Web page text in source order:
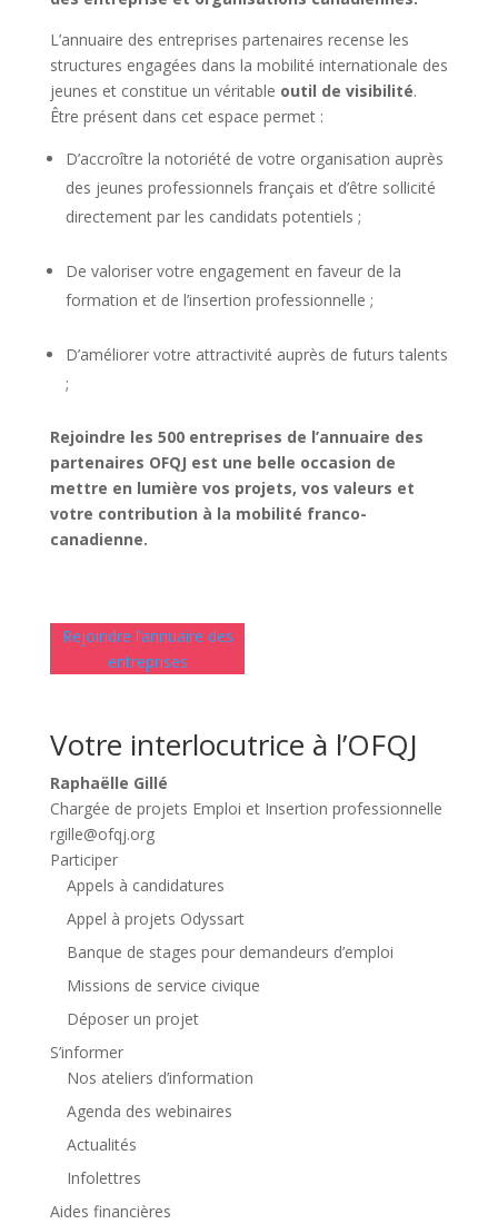
L’annuaire des entreprises partenaires recense les
structures engagées dans la mobilité internationale des
jeunes et constitue un véritable outil de visibilité.
Être présent dans cet espace permet :
D’accroître la notoriété de votre organisation auprès
des jeunes professionnels français et d’être sollicité
directement par les candidats potentiels ;
De valoriser votre engagement en faveur de la
formation et de l’insertion professionnelle ;
D’améliorer votre attractivité auprès de futurs talents
;
Rejoindre les 500 entreprises de l’annuaire des
partenaires OFQJ est une belle occasion de
mettre en lumière vos projets, vos valeurs et
votre contribution à la mobilité franco-
canadienne.
Rejoindre l’annuaire des
entreprises
Votre interlocutrice à l’OFQJ
Raphaëlle Gillé
Chargée de projets Emploi et Insertion professionnelle
rgille@ofqj.org
Participer
Appels à candidatures
Appel à projets Odyssart
Banque de stages pour demandeurs d’emploi
Missions de service civique
Déposer un projet
S’informer
Nos ateliers d’information
Agenda des webinaires
Actualités
Infolettres
Aides financières